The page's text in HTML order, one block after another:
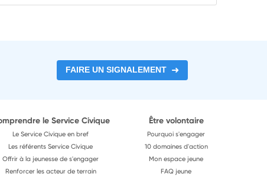
FAIRE UN SIGNALEMENT
le Service Civique
Le Service Civique en bref
Les référents Service Civique
Offrir à la jeunesse de s'engager
Renforcer les acteur de terrain
Être volontaire
Pourquoi s'engager
10 domaines d'action
Mon espace jeune
FAQ jeune